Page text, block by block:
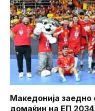
Македонија заедно
домаќин на ЕП